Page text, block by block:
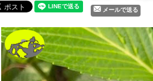
メールで送る